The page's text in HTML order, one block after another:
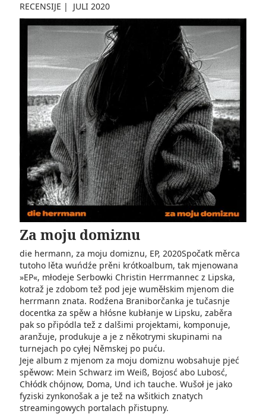
RECENSIJE | JULI 2020
Za moju domiznu
die hermann, za moju domiznu, EP, 2020Spočatk měrca
tutoho lěta wuńdźe prěni krótkoalbum, tak mjenowana
»EP«, młodeje Serbowki Christin Herrmannec z Lipska,
kotraž je zdobom tež pod jeje wuměłskim mjenom die
herrmann znata. Rodźena Braniborčanka je tučasnje
docentka za spěw a hłósne kubłanje w Lipsku, zaběra
pak so připódla tež z dalšimi projektami, komponuje,
aranžuje, produkuje a je z někotrymi skupinami na
turnejach po cyłej Němskej po puću.
Jeje album z mjenom za moju domiznu wobsahuje pjeć
spěwow: Mein Schwarz im Weiß, Bojosć abo Lubosć,
Chłódk chójnow, Doma, Und ich tauche. Wušoł je jako
fyziski zynkonošak a je tež na wšitkich znatych
streamingowych portalach přistupny.